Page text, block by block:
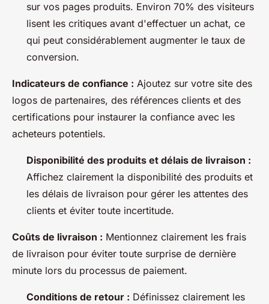
sur vos pages produits. Environ 70% des visiteurs
lisent les critiques avant d'effectuer un achat, ce
qui peut considérablement augmenter le taux de
conversion.
Indicateurs de confiance : Ajoutez sur votre site des
logos de partenaires, des références clients et des
certifications pour instaurer la confiance avec les
acheteurs potentiels.
Disponibilité des produits et délais de livraison :
Affichez clairement la disponibilité des produits et
les délais de livraison pour gérer les attentes des
clients et éviter toute incertitude.
Coûts de livraison : Mentionnez clairement les frais
de livraison pour éviter toute surprise de dernière
minute lors du processus de paiement.
Conditions de retour : Définissez clairement les